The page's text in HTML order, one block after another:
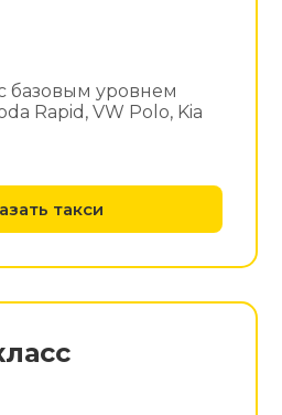
базовым уровнем
Rapid, VW Polo, Kia
такси